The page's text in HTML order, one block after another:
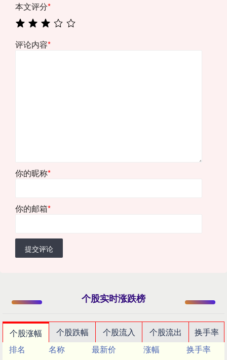
本文评分*
评论内容*
你的昵称*
你的邮箱*
提交评论
个股实时涨跌榜
个股涨幅 个股跌幅 个股流入 个股流出
换手率
排名
名称 最新价 涨幅
换手率